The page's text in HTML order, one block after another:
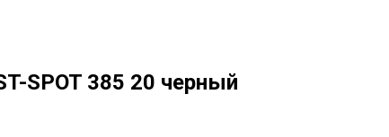
SPOT 385 20 черный